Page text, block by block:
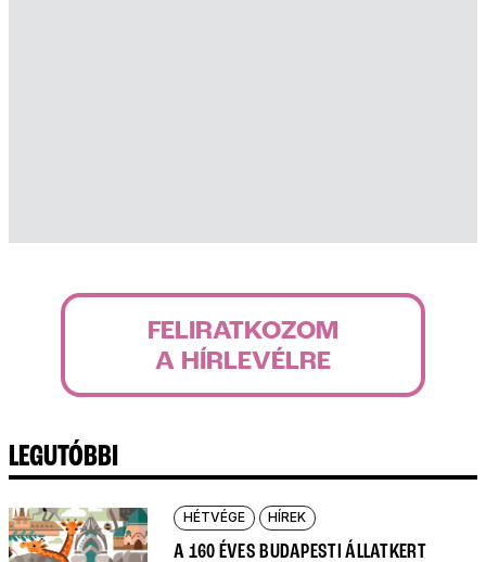
FELIRATKOZOM
A HÍRLEVÉLRE
LEGUTÓBBI
HÉTVÉGE HÍREK
A 160 ÉVES BUDAPESTI ÁLLATKERT